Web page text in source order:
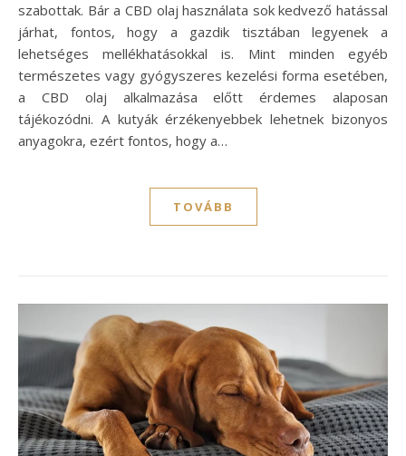
szabottak. Bár a CBD olaj használata sok kedvező hatással
járhat, fontos, hogy a gazdik tisztában legyenek a
lehetséges mellékhatásokkal is. Mint minden egyéb
természetes vagy gyógyszeres kezelési forma esetében,
a CBD olaj alkalmazása előtt érdemes alaposan
tájékozódni. A kutyák érzékenyebbek lehetnek bizonyos
anyagokra, ezért fontos, hogy a…
TOVÁBB